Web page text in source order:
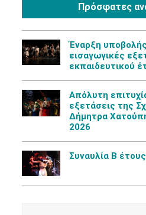
Πρόσφατες
Έναρξη
εισαγωγικές
εκπαιδευτικού
Aπόλυτη
εξετάσεις της
Δήμητρα
2026
Συναυλία Β